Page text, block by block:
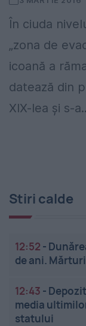
În ciuda
„zona de
icoană a
datează din
XIX-lea și s-
Stiri calde
12:52 -
de ani.
12:43 -
media
statului